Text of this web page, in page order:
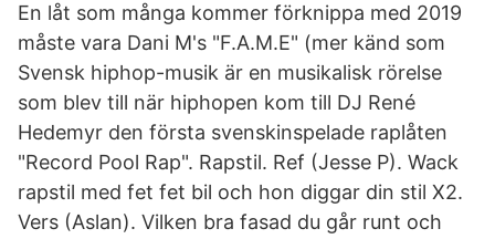
En låt som många kommer förknippa med 2019
måste vara Dani M's "F.A.M.E" (mer känd som
Svensk hiphop-musik är en musikalisk rörelse
som blev till när hiphopen kom till DJ René
Hedemyr den första svenskinspelade raplåten
"Record Pool Rap". Rapstil. Ref (Jesse P). Wack
rapstil med fet fet bil och hon diggar din stil X2.
Vers (Aslan). Vilken bra fasad du går runt och